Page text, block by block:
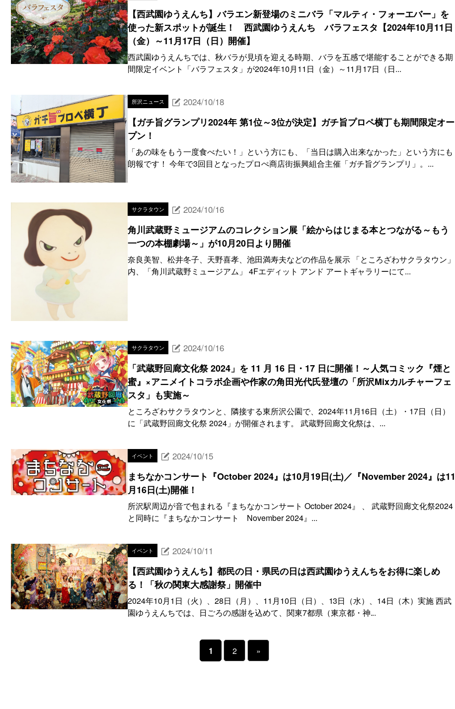
【西武園ゆうえんち】バラエン新登場のミニバラ「マルティ・フォーエバー」を
使った新スポットが誕生！ 西武園ゆうえんち バラフェスタ【2024年10月11日
（金）～11月17日（日）開催】
西武園ゆうえんちでは、秋バラが見頃を迎える時期、バラを五感で堪能することができる期
間限定イベント「バラフェスタ」が2024年10月11日（金）～11月17日（日...
所沢ニュース 2024/10/18
【ガチ旨グランプリ2024年 第1位～3位が決定】ガチ旨プロペ横丁も期間限定オー
プン！
「あの味をもう一度食べたい！」という方にも、「当日は購入出来なかった」という方にも
朗報です！ 今年で3回目となったプロぺ商店街振興組合主催「ガチ旨グランプリ」。...
サクラタウン 2024/10/16
角川武蔵野ミュージアムのコレクション展「絵からはじまる本とつながる～もう
一つの本棚劇場～」が10月20日より開催
奈良美智、松井冬子、天野喜孝、池田満寿夫などの作品を展示 「ところざわサクラタウン」
内、「角川武蔵野ミュージアム」 4Fエディット アンド アートギャラリーにて...
サクラタウン 2024/10/16
「武蔵野回廊文化祭 2024」を 11 月 16 日・17 日に開催！～人気コミック『煙と
蜜』×アニメイトコラボ企画や作家の角田光代氏登壇の「所沢Mixカルチャーフェ
スタ」も実施～
ところざわサクラタウンと、隣接する東所沢公園で、2024年11月16日（土）・17日（日）
に「武蔵野回廊文化祭 2024」が開催されます。 武蔵野回廊文化祭は、...
イベント 2024/10/15
まちなかコンサート『October 2024』は10月19日(土)／『November 2024』は11
月16日(土)開催！
所沢駅周辺が音で包まれる『まちなかコンサート October 2024』 、 武蔵野回廊文化祭2024
と同時に『まちなかコンサート November 2024』...
イベント 2024/10/11
【西武園ゆうえんち】都民の日・県民の日は西武園ゆうえんちをお得に楽しめ
る！「秋の関東大感謝祭」開催中
2024年10月1日（火）、28日（月）、11月10日（日）、13日（水）、14日（木）実施 西武
園ゆうえんちでは、日ごろの感謝を込めて、関東7都県（東京都・神...
1 2 »